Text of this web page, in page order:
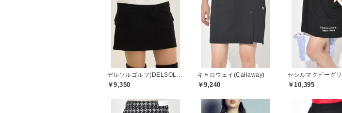
￥9,350
キャロウェイ(Callaway)
￥9,240 ￥10,395